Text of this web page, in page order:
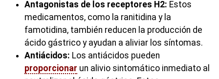
Antagonistas de los receptores H2: Estos
medicamentos, como la ranitidina y la
famotidina, también reducen la producción de
ácido gástrico y ayudan a aliviar los síntomas.
Antiácidos: Los antiácidos pueden
proporcionar un alivio sintomático inmediato al